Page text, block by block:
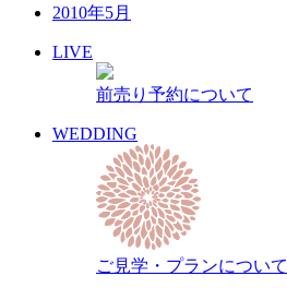
2010年5月
LIVE
前売り予約について
WEDDING
ご見学・プランについて